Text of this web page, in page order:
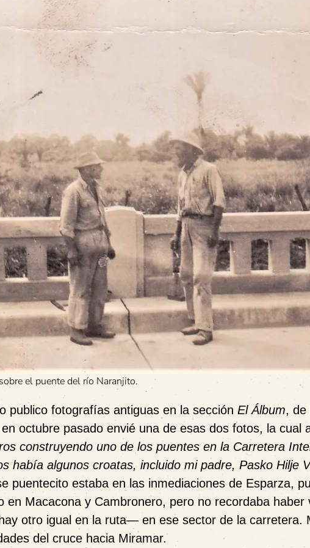
el puente del río Naranjito.
publico fotografías antiguas en la sección El Álbum, de
octubre pasado envié una de esas dos fotos, la cual
construyendo uno de los puentes en la Carretera
había algunos croatas, incluido mi padre, Pasko Hilje
puentecito estaba en las inmediaciones de Esparza,
en Macacona y Cambronero, pero no recordaba haber
otro igual en la ruta— en ese sector de la carretera.
del cruce hacia Miramar.